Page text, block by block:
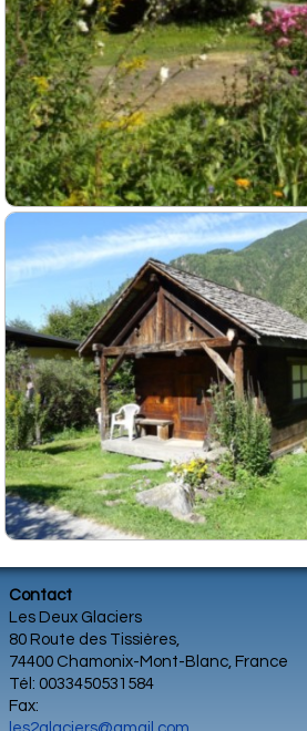
Contact
Les Deux Glaciers
80 Route des Tissières,
74400 Chamonix-Mont-Blanc, France
Tél: 0033450531584
Fax: